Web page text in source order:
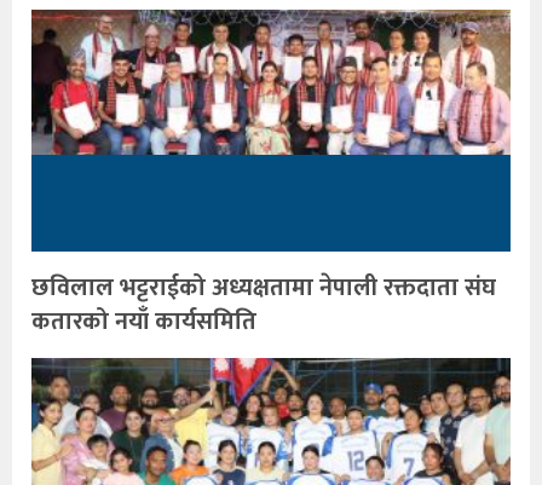
छविलाल भट्टराईको अध्यक्षतामा नेपाली रक्तदाता संघ
कतारको नयाँ कार्यसमिति